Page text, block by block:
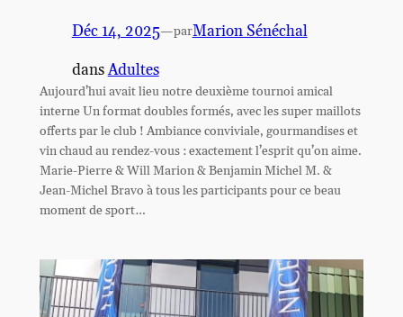
Déc 14, 2025—parMarion Sénéchal
dansAdultes
Aujourd’hui avait lieu notre deuxième tournoi amical
interne Un format doubles formés, avec les super maillots
offerts par le club ! Ambiance conviviale, gourmandises et
vin chaud au rendez-vous : exactement l’esprit qu’on aime.
Marie-Pierre & Will Marion & Benjamin Michel M. &
Jean-Michel Bravo à tous les participants pour ce beau
moment de sport…